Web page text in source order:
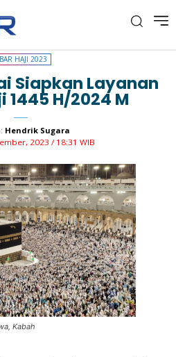
HAJI 2023
Siapkan Layanan
1445 H/2024 M
Hendrik Sugara
2023 / 18:31 WIB
Kabah